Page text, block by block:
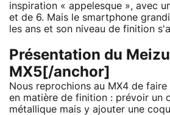
inspiration « appelesque », avec
et de 6. Mais le smartphone
les ans et son niveau de finition
Présentation du Meizu
MX5[/anchor]
Nous reprochions au MX4 de
en matière de finition : prévoir un
métallique mais y ajouter une